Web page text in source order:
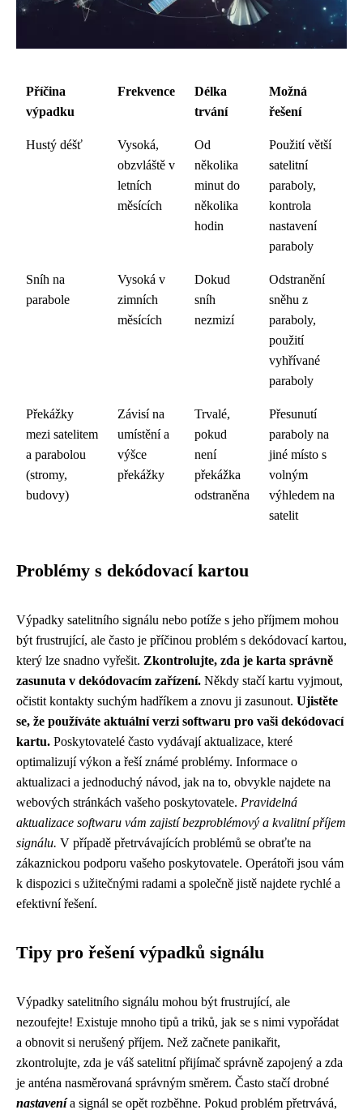
Příčina
výpadku
Frekvence
Délka
trvání
Možná
řešení
Hustý déšť
Vysoká,
obzvláště v
letních
měsících
Od
několika
minut do
několika
hodin
Použití větší
satelitní
paraboly,
kontrola
nastavení
paraboly
Sníh na
parabole
Vysoká v
zimních
měsících
Dokud
sníh
nezmizí
Odstranění
sněhu z
paraboly,
použití
vyhřívané
paraboly
Překážky
mezi satelitem
a parabolou
(stromy,
budovy)
Závisí na
umístění a
výšce
překážky
Trvalé,
pokud
není
překážka
odstraněna
Přesunutí
paraboly na
jiné místo s
volným
výhledem na
satelit
Problémy s dekódovací kartou
Výpadky satelitního signálu nebo potíže s jeho příjmem mohou
být frustrující, ale často je příčinou problém s dekódovací kartou,
který lze snadno vyřešit. Zkontrolujte, zda je karta správně
zasunuta v dekódovacím zařízení. Někdy stačí kartu vyjmout,
očistit kontakty suchým hadříkem a znovu ji zasunout. Ujistěte
se, že používáte aktuální verzi softwaru pro vaši dekódovací
kartu. Poskytovatelé často vydávají aktualizace, které
optimalizují výkon a řeší známé problémy. Informace o
aktualizaci a jednoduchý návod, jak na to, obvykle najdete na
webových stránkách vašeho poskytovatele. Pravidelná
aktualizace softwaru vám zajistí bezproblémový a kvalitní příjem
signálu. V případě přetrvávajících problémů se obraťte na
zákaznickou podporu vašeho poskytovatele. Operátoři jsou vám
k dispozici s užitečnými radami a ​​společně jistě najdete rychlé a
efektivní řešení.
Tipy pro řešení výpadků signálu
Výpadky satelitního signálu mohou být frustrující, ale
nezoufejte! Existuje mnoho tipů a triků, jak se s nimi vypořádat
a obnovit si nerušený příjem. Než začnete panikařit,
zkontrolujte, zda je váš satelitní přijímač správně zapojený a zda
je anténa nasměrovaná správným směrem. Často stačí drobné
nastavenía signál se opět rozběhne. Pokud problém přetrvává,